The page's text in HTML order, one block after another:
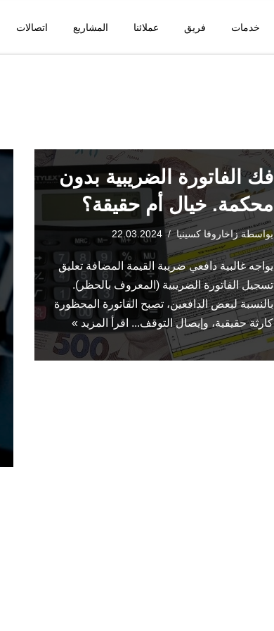
خدمات فريق عملائنا المشاريع اتصالات
فك الفاتورة الضريبية بدون
محكمة. خيال أم حقيقة؟
بواسطةزاخاروفا كسينيا 22.03.2024
يواجه غالبية دافعي ضريبة القيمة المضافة تعليق
تسجيل الفاتورة الضريبية (المعروف بالحظر).
بالنسبة لبعض الدافعين، تصبح الفاتورة المحظورة
كارثة حقيقية، وإيصال التوقف... اقرأ المزيد »